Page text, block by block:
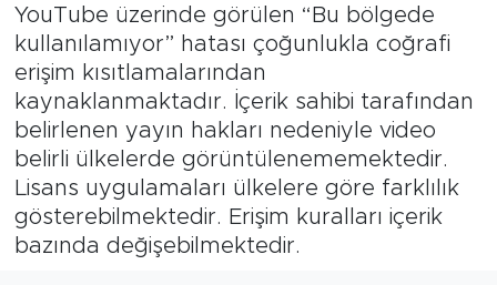
YouTube üzerinde görülen “Bu bölgede
kullanılamıyor” hatası çoğunlukla coğrafi
erişim kısıtlamalarından
kaynaklanmaktadır. İçerik sahibi tarafından
belirlenen yayın hakları nedeniyle video
belirli ülkelerde görüntülenememektedir.
Lisans uygulamaları ülkelere göre farklılık
gösterebilmektedir. Erişim kuralları içerik
bazında değişebilmektedir.
Sağlık
Sağlık Turizmi
Sanat
Spor
Teknoloji
Son Dakika Haberleri
Haber Arşivi